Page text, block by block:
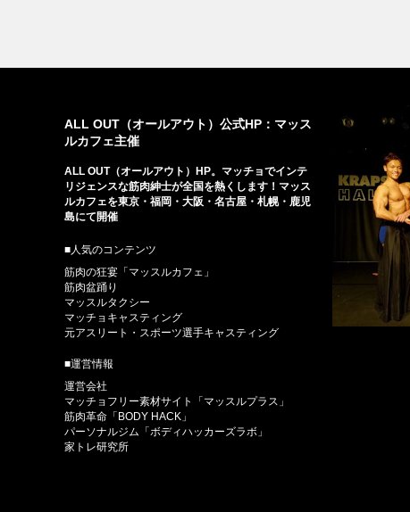
ALL OUT（オールアウト）公式HP：マッス
ルカフェ主催
ALL OUT（オールアウト）HP。マッチョでインテ
リジェンスな筋肉紳士が全国を熱くします！マッス
ルカフェを東京・福岡・大阪・名古屋・札幌・鹿児
島にて開催
■人気のコンテンツ
筋肉の狂宴「マッスルカフェ」
筋肉盆踊り
マッスルタクシー
マッチョキャスティング
元アスリート・スポーツ選手キャスティング
■運営情報
運営会社
マッチョフリー素材サイト「マッスルプラス」
筋肉革命「BODY HACK」
パーソナルジム「ボディハッカーズラボ」
家トレ研究所